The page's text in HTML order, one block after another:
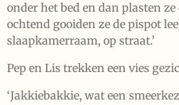
onder het bed en dan plasten
ochtend gooiden ze de pispot
slaapkamerraam, op straat.’
Pep en Lis trekken een vies
‘Jakkiebakkie, wat een